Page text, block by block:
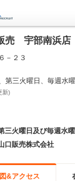
売 宇部南浜店
－２３
第三火曜日、毎週水
新)
三火曜日及び毎週水曜
口販売株式会社
&アクセス